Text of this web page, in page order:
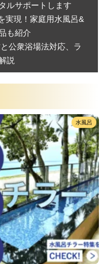
ルサポートします
実現！家庭用水風呂&
も紹介
公衆浴場法対応、ラ
説
水風呂